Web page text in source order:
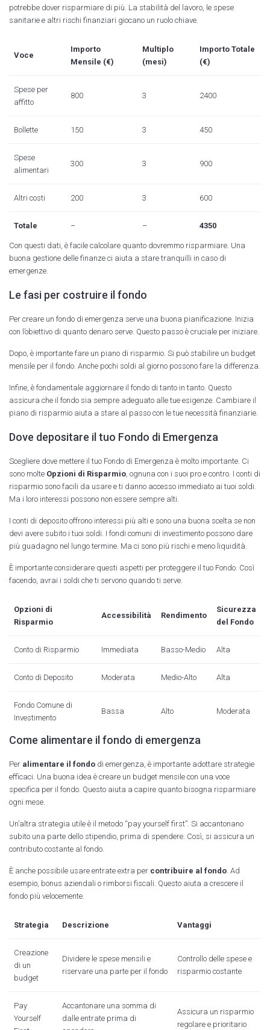
potrebbe dover risparmiare di più. La stabilità del lavoro, le spese
sanitarie e altri rischi finanziari giocano un ruolo chiave.
Voce
Importo
Mensile (€)
Multiplo
(mesi)
Importo Totale
(€)
Spese per
affitto
800 3 2400
Bollette 150 3 450
Spese
alimentari
300 3 900
Altri costi 200 3 600
Totale – – 4350
Con questi dati, è facile calcolare quanto dovremmo risparmiare. Una
buona gestione delle finanze ci aiuta a stare tranquilli in caso di
emergenze.
Le fasi per costruire il fondo
Per creare un fondo di emergenza serve una buona pianificazione. Inizia
con l’obiettivo di quanto denaro serve. Questo passo è cruciale per iniziare.
Dopo, è importante fare un piano di risparmio. Si può stabilire un budget
mensile per il fondo. Anche pochi soldi al giorno possono fare la differenza.
Infine, è fondamentale aggiornare il fondo di tanto in tanto. Questo
assicura che il fondo sia sempre adeguato alle tue esigenze. Cambiare il
piano di risparmio aiuta a stare al passo con le tue necessità finanziarie.
Dove depositare il tuo Fondo di Emergenza
Scegliere dove mettere il tuo Fondo di Emergenza è molto importante. Ci
sono molte Opzioni di Risparmio , ognuna con i suoi pro e contro. I conti di
risparmio sono facili da usare e ti danno accesso immediato ai tuoi soldi.
Ma i loro interessi possono non essere sempre alti.
I conti di deposito offrono interessi più alti e sono una buona scelta se non
devi avere subito i tuoi soldi. I fondi comuni di investimento possono dare
più guadagno nel lungo termine. Ma ci sono più rischi e meno liquidità.
È importante considerare questi aspetti per proteggere il tuo Fondo. Così
facendo, avrai i soldi che ti servono quando ti serve.
Opzioni di
Risparmio
Accessibilità Rendimento
Sicurezza
del Fondo
Conto di Risparmio Immediata Basso-Medio Alta
Conto di Deposito Moderata Medio-Alto Alta
Fondo Comune di
Investimento
Bassa Alto Moderata
Come alimentare il fondo di emergenza
Per alimentare il fondo di emergenza, è importante adottare strategie
efficaci. Una buona idea è creare un budget mensile con una voce
specifica per il fondo. Questo aiuta a capire quanto bisogna risparmiare
ogni mese.
Un’altra strategia utile è il metodo “pay yourself first”. Si accantonano
subito una parte dello stipendio, prima di spendere. Così, si assicura un
contributo costante al fondo.
È anche possibile usare entrate extra per contribuire al fondo . Ad
esempio, bonus aziendali o rimborsi fiscali. Questo aiuta a crescere il
fondo più velocemente.
Strategia Descrizione Vantaggi
Creazione
di un
budget
Dividere le spese mensili e
riservare una parte per il fondo
Controllo delle spese e
risparmio costante
Pay
Yourself
Accantonare una somma di
dalle entrate prima di
Assicura un risparmio
regolare e prioritario